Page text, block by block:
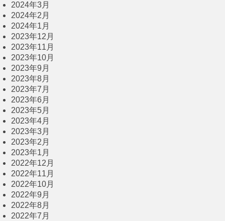
2024年3月
2024年2月
2024年1月
2023年12月
2023年11月
2023年10月
2023年9月
2023年8月
2023年7月
2023年6月
2023年5月
2023年4月
2023年3月
2023年2月
2023年1月
2022年12月
2022年11月
2022年10月
2022年9月
2022年8月
2022年7月